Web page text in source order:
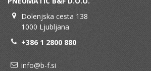
Dolenjska cesta 138
1000 Ljubljana
+386 1 2800 880
info@b-f.si